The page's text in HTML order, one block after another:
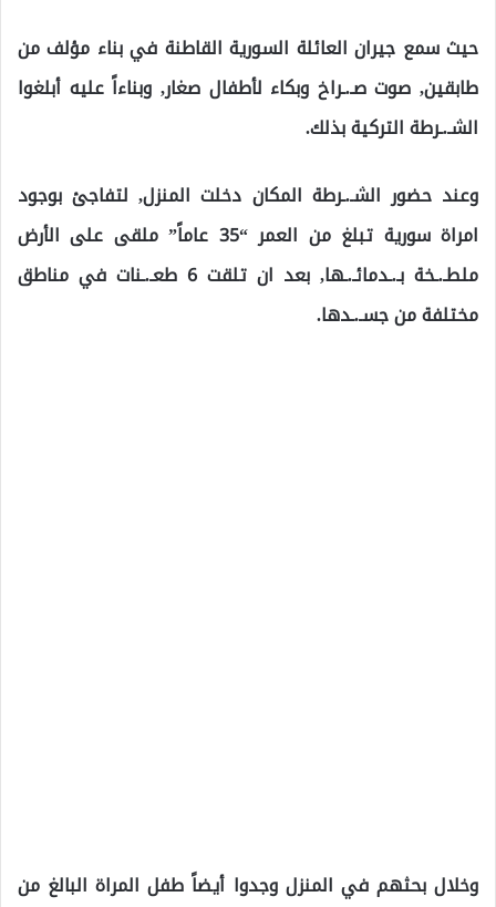
حيث سمع جيران العائلة السورية القاطنة في بناء مؤلف من
طابقين, صوت صـ.ـراخ وبكاء لأطفال صغار, وبناءاً عليه أبلغوا
الشـ.ـرطة التركية بذلك.
وعند حضور الشـ.ـرطة المكان دخلت المنزل, لتفاجئ بوجود
امراة سورية تبلغ من العمر “35 عاماً” ملقى على الأرض
ملطـ.ـخة بـ.ـدمائـ.ـها, بعد ان تلقت 6 طعـ.ـنات في مناطق
مختلفة من جسـ.ـدها.
وخلال بحثهم في المنزل وجدوا أيضاً طفل المراة البالغ من